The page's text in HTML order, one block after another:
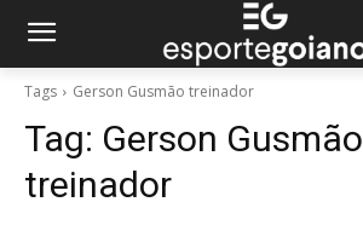
Tags Gerson Gusmão treinador
Tag: Gerson Gusmão
treinador